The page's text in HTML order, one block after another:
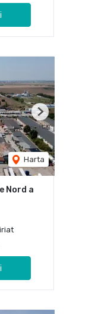
Harta
Next
Nord a